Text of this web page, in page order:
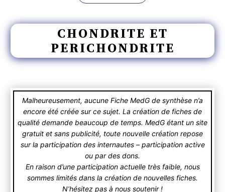
CHONDRITE ET
PERICHONDRITE
Malheureusement, aucune Fiche MedG de synthèse n’a
encore été créée sur ce sujet. La création de fiches de
qualité demande beaucoup de temps. MedG étant un site
gratuit et sans publicité, toute nouvelle création repose
sur la participation des internautes – participation active
ou par des dons.
En raison d’une participation actuelle très faible, nous
sommes limités dans la création de nouvelles fiches.
N’hésitez pas à nous soutenir !